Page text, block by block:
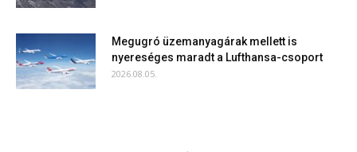
Megugró üzemanyagárak mellett is
nyereséges maradt a Lufthansa-csoport
2026.08.05.